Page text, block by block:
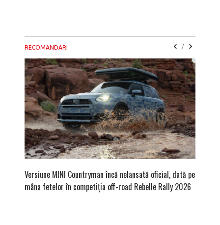
RECOMANDARI /
Versiune MINI Countryman încă nelansată oficial, dată pe
mâna fetelor în competiția off-road Rebelle Rally 2026